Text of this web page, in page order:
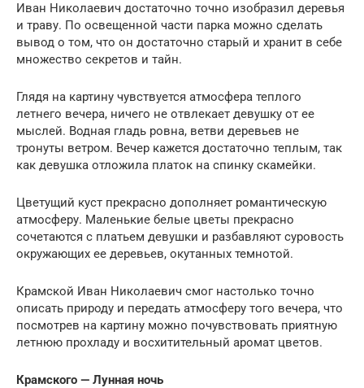
Иван Николаевич достаточно точно изобразил деревья
и траву. По освещенной части парка можно сделать
вывод о том, что он достаточно старый и хранит в себе
множество секретов и тайн.
Глядя на картину чувствуется атмосфера теплого
летнего вечера, ничего не отвлекает девушку от ее
мыслей. Водная гладь ровна, ветви деревьев не
тронуты ветром. Вечер кажется достаточно теплым, так
как девушка отложила платок на спинку скамейки.
Цветущий куст прекрасно дополняет романтическую
атмосферу. Маленькие белые цветы прекрасно
сочетаются с платьем девушки и разбавляют суровость
окружающих ее деревьев, окутанных темнотой.
Крамской Иван Николаевич смог настолько точно
описать природу и передать атмосферу того вечера, что
посмотрев на картину можно почувствовать приятную
летнюю прохладу и восхитительный аромат цветов.
Крамского — Лунная ночь